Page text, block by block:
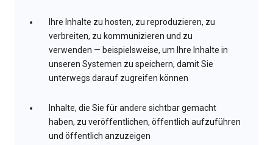
Ihre Inhalte zu hosten, zu reproduzieren, zu
verbreiten, zu kommunizieren und zu
verwenden — beispielsweise, um Ihre Inhalte in
unseren Systemen zu speichern, damit Sie
unterwegs darauf zugreifen können
Inhalte, die Sie für andere sichtbar gemacht
haben, zu veröffentlichen, öffentlich aufzuführen
und öffentlich anzuzeigen